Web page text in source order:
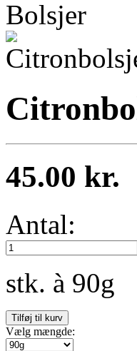
45.00 kr.
Antal:
stk. à 90g
Vælg mængde: